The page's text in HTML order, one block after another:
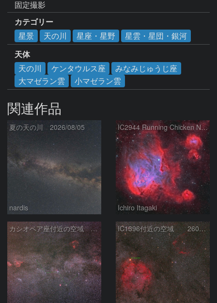
固定撮影
カテゴリー
星景
天の川 星座・星野
星雲・星団・銀河
天体
天の川
ケンタウルス座
みなみじゅうじ座
大マゼラン雲
小マゼラン雲
関連作品
夏の天の川 2026/08/05
nardis
IC2944 Running Chicken Nebula
Ichiro Itagaki
カシオペア座付近の空域 260720 IC1396付近の空域 260720